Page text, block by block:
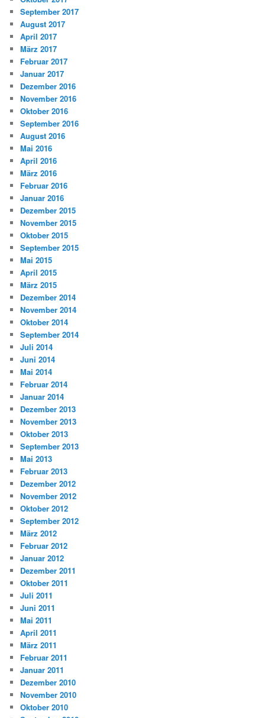
September 2017
August 2017
April 2017
März 2017
Februar 2017
Januar 2017
Dezember 2016
November 2016
Oktober 2016
September 2016
August 2016
Mai 2016
April 2016
März 2016
Februar 2016
Januar 2016
Dezember 2015
November 2015
Oktober 2015
September 2015
Mai 2015
April 2015
März 2015
Dezember 2014
November 2014
Oktober 2014
September 2014
Juli 2014
Juni 2014
Mai 2014
Februar 2014
Januar 2014
Dezember 2013
November 2013
Oktober 2013
September 2013
Mai 2013
Februar 2013
Dezember 2012
November 2012
Oktober 2012
September 2012
März 2012
Februar 2012
Januar 2012
Dezember 2011
Oktober 2011
Juli 2011
Juni 2011
Mai 2011
April 2011
März 2011
Februar 2011
Januar 2011
Dezember 2010
November 2010
Oktober 2010